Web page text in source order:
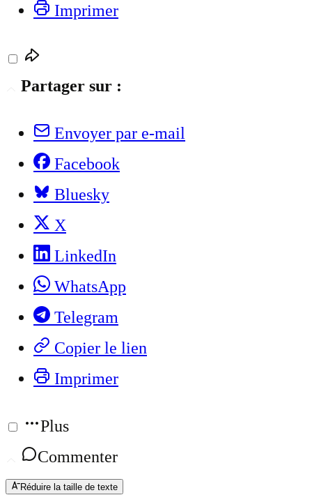
Imprimer
Partager sur :
Envoyer par e-mail
Facebook
Bluesky
X
LinkedIn
WhatsApp
Telegram
Copier le lien
Imprimer
Plus
Commenter
Réduire la taille de texte